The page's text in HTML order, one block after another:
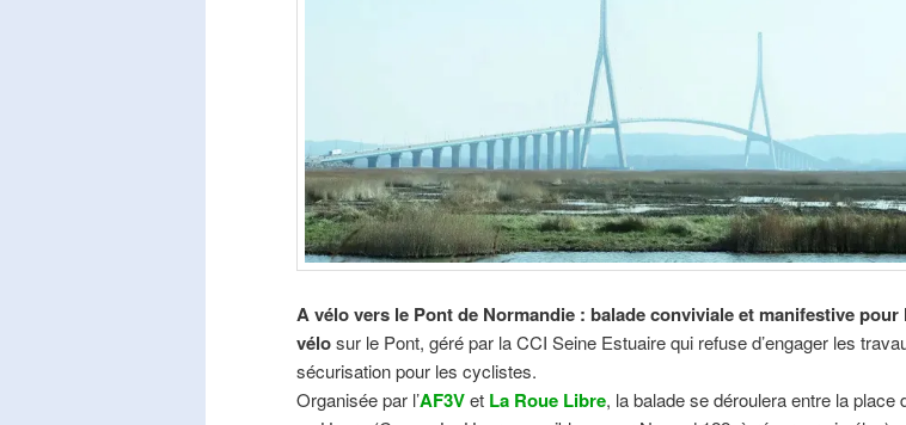
A vélo vers le Pont de Normandie : balade conviviale et manifestivepour
vélosur le Pont, géré par la CCI Seine Estuaire qui refuse d’engager les
sécurisation pour les cyclistes.
Organisée par l’AF3Vet La Roue Libre, la balade se déroulera entre la place